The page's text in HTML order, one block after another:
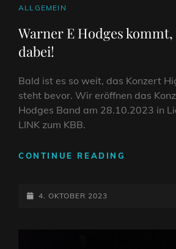
CAT
ALLGEMEIN
Warner E Hodges
dabei!
Bald ist es so weit, das Konzert
steht bevor. Wir eröffnen das
Hodges Band am 28.10.2023 in
LINK zum KBB.
CONTINUE READING
POSTED-
4. OKTOBER 2023